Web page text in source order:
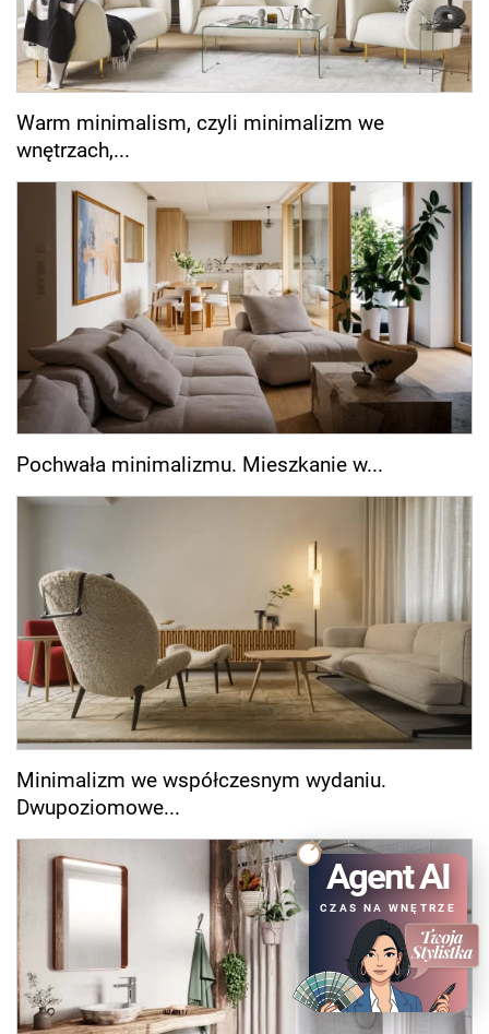
Warm minimalism, czyli minimalizm we
wnętrzach,...
Pochwała minimalizmu. Mieszkanie w...
Minimalizm we współczesnym wydaniu.
Dwupoziomowe...
Agent AI
CZAS NA WNĘTRZE